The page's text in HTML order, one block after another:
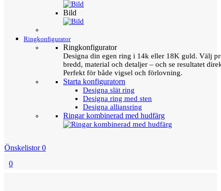
Bild
Ringkonfigurator
Ringkonfigurator
Designa din egen ring i 14k eller 18K guld. Välj
bredd, material och detaljer – och se resultatet
Perfekt för både vigsel och förlovning.
Starta konfiguratorn
Designa slät ring
Designa ring med sten
Designa alliansring
Ringar kombinerad med hudfärg
Önskelistor 0
0